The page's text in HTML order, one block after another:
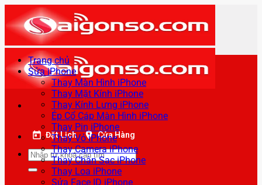
qua
nội
dung
Đặt Lịch Cửa Hàng
Tìm
kiếm:
Trang chủ
Sửa iPhone
Thay Màn Hình iPhone
Thay Mặt Kính iPhone
Thay Kính Lưng iPhone
Ép Cổ Cáp Màn Hình iPhone
Thay Pin iPhone
Thay Vỏ iPhone
Thay Camera iPhone
Thay Chân Sạc iPhone
Thay Loa iPhone
Sửa Face ID iPhone